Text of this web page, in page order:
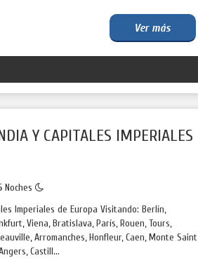
Ver más
Y CAPITALES IMPERIALES
Noches
Imperiales de Europa Visitando: Berlín,
Viena, Bratislava, París, Rouen, Tours,
Arromanches, Honfleur, Caen, Monte Saint
Castill...